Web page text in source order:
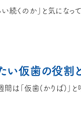
い仮歯の役割